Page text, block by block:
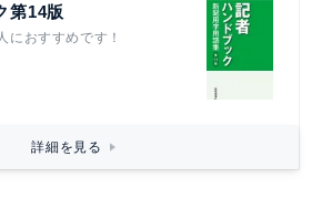
第14版
におすすめです！
詳細を見る